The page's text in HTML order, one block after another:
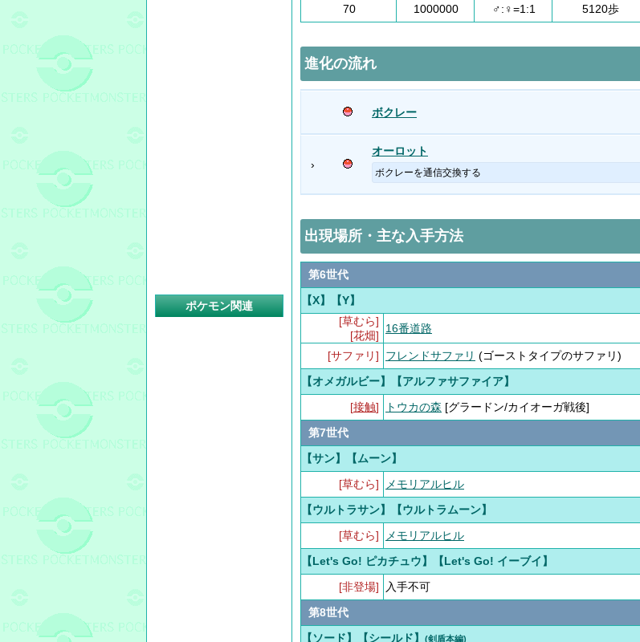
70
1000000 ♂:♀=1:1 5120歩
進化の流れ
ボクレー
›
オーロット
ボクレーを通信交換する
出現場所・主な入手方法
第6世代
【X】【Y】
[草むら]
[花畑]
16番道路
[サファリ] フレンドサファリ (ゴーストタイプのサファリ)
【オメガルビー】【アルファサファイア】
[接触] トウカの森 [グラードン/カイオーガ戦後]
第7世代
【サン】【ムーン】
[草むら]
メモリアルヒル
【ウルトラサン】【ウルトラムーン】
[草むら]
メモリアルヒル
【Let's Go! ピカチュウ】【Let's Go! イーブイ】
[非登場]
入手不可
第8世代
【ソード】【シールド】
(剣盾本編)
ポケモン関連